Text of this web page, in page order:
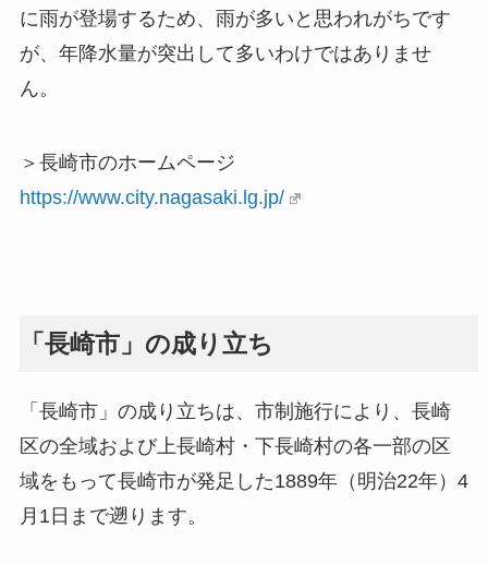
に雨が登場するため、雨が多いと思われがちです
が、年降水量が突出して多いわけではありませ
ん。
＞長崎市のホームページ
https://www.city.nagasaki.lg.jp/
「長崎市」の成り立ち
「長崎市」の成り立ちは、市制施行により、長崎
区の全域および上長崎村・下長崎村の各一部の区
域をもって長崎市が発足した1889年（明治22年）4
月1日まで遡ります。